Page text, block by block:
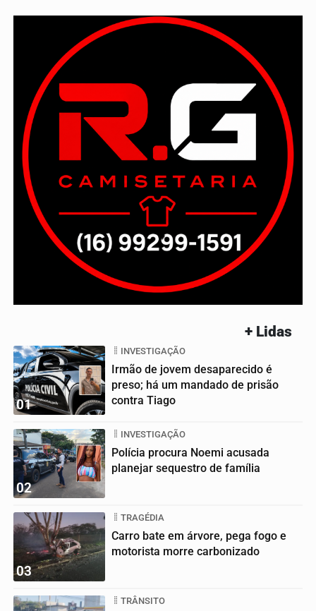
+ Lidas
01
INVESTIGAÇÃO
Irmão de jovem desaparecido é
preso; há um mandado de prisão
contra Tiago
02
INVESTIGAÇÃO
Polícia procura Noemi acusada
planejar sequestro de família
03
TRAGÉDIA
Carro bate em árvore, pega fogo e
motorista morre carbonizado
TRÂNSITO